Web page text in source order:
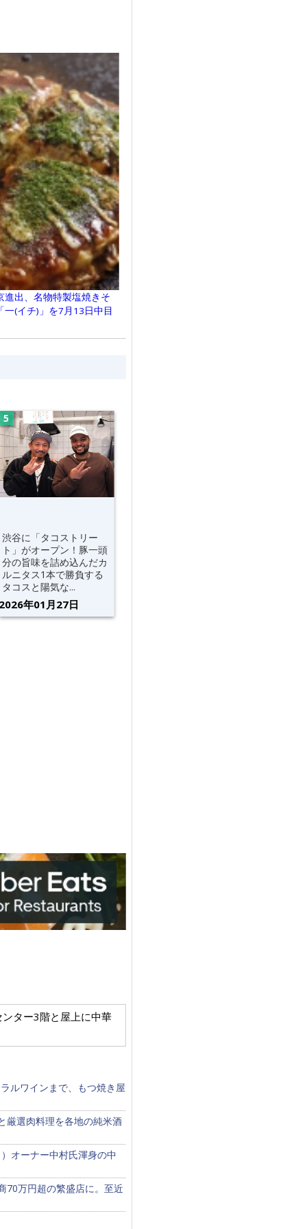
進出、名物特製塩焼きそ
(イチ)」を7月13日中目
渋谷に「タコストリー
ト」がオープン！豚一頭
分の旨味を詰め込んだカ
ルニタス1本で勝負する
タコスと陽気な...
年01月27日
ター3階と屋上に中華
ルワインまで、もつ焼き屋
厳選肉料理を各地の純米酒
オーナー中村氏渾身の中
70万円超の繁盛店に。至近